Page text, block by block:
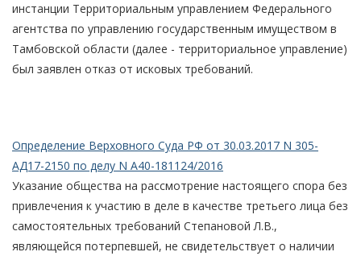
инстанции Территориальным управлением Федерального
агентства по управлению государственным имуществом в
Тамбовской области (далее - территориальное управление)
был заявлен отказ от исковых требований.
Определение Верховного Суда РФ от 30.03.2017 N 305-
АД17-2150 по делу N А40-181124/2016
Указание общества на рассмотрение настоящего спора без
привлечения к участию в деле в качестве третьего лица без
самостоятельных требований Степановой Л.В.,
являющейся потерпевшей, не свидетельствует о наличии